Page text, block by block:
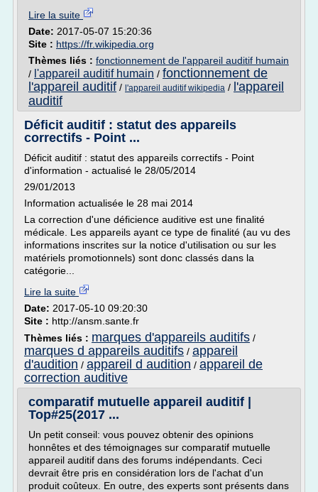
Lire la suite
Date: 2017-05-07 15:20:36
Site : https://fr.wikipedia.org
Thèmes liés : fonctionnement de l'appareil auditif humain
/ l'appareil auditif humain / fonctionnement de
l'appareil auditif / l'appareil auditif wikipedia / l'appareil
auditif
Déficit auditif : statut des appareils
correctifs - Point ...
Déficit auditif : statut des appareils correctifs - Point
d'information - actualisé le 28/05/2014
29/01/2013
Information actualisée le 28 mai 2014
La correction d'une déficience auditive est une finalité
médicale. Les appareils ayant ce type de finalité (au vu des
informations inscrites sur la notice d'utilisation ou sur les
matériels promotionnels) sont donc classés dans la
catégorie...
Lire la suite
Date: 2017-05-10 09:20:30
Site : http://ansm.sante.fr
Thèmes liés : marques d'appareils auditifs /
marques d appareils auditifs / appareil
d'audition / appareil d audition / appareil de
correction auditive
comparatif mutuelle appareil auditif |
Top#25(2017 ...
Un petit conseil: vous pouvez obtenir des opinions
honnêtes et des témoignages sur comparatif mutuelle
appareil auditif dans des forums indépendants. Ceci
devrait être pris en considération lors de l'achat d'un
produit coûteux. En outre, des experts sont présents dans